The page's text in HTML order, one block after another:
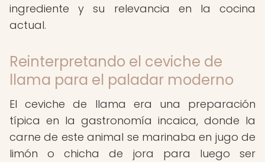
ingrediente y su relevancia en la cocina
actual.
Reinterpretando el ceviche de
llama para el paladar moderno
El ceviche de llama era una preparación
típica en la gastronomía incaica, donde la
carne de este animal se marinaba en jugo de
limón o chicha de jora para luego ser